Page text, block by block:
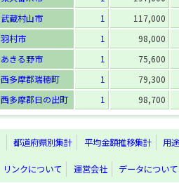
武蔵村山市
1
117,000
羽村市
1
98,000
あきる野市
1
75,600
西多摩郡瑞穂町
1
79,300
西多摩郡日の出町
1 98,700
都道府県別集計 平均金額推移集計 用
リンクについて 運営会社 データについて